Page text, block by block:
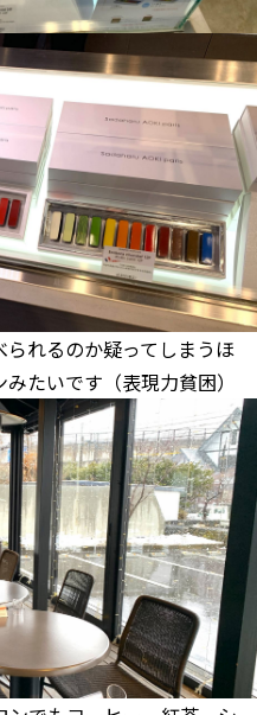
れるのか疑ってしまうほ
たいです（表現力貧困）